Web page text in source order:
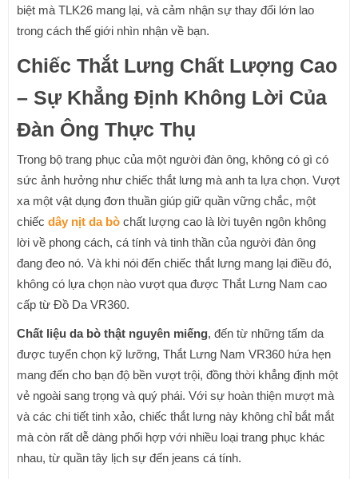
biệt mà TLK26 mang lại, và cảm nhận sự thay đổi lớn lao
trong cách thế giới nhìn nhận về bạn.
Chiếc Thắt Lưng Chất Lượng Cao
– Sự Khẳng Định Không Lời Của
Đàn Ông Thực Thụ
Trong bộ trang phục của một người đàn ông, không có gì có
sức ảnh hưởng như chiếc thắt lưng mà anh ta lựa chọn. Vượt
xa một vật dụng đơn thuần giúp giữ quần vững chắc, một
chiếc dây nịt da bò chất lượng cao là lời tuyên ngôn không
lời về phong cách, cá tính và tinh thần của người đàn ông
đang đeo nó. Và khi nói đến chiếc thắt lưng mang lại điều đó,
không có lựa chọn nào vượt qua được Thắt Lưng Nam cao
cấp từ Đồ Da VR360.
Chất liệu da bò thật nguyên miếng, đến từ những tấm da
được tuyển chọn kỹ lưỡng, Thắt Lưng Nam VR360 hứa hẹn
mang đến cho bạn độ bền vượt trội, đồng thời khẳng định một
vẻ ngoài sang trọng và quý phái. Với sự hoàn thiện mượt mà
và các chi tiết tinh xảo, chiếc thắt lưng này không chỉ bắt mắt
mà còn rất dễ dàng phối hợp với nhiều loại trang phục khác
nhau, từ quần tây lịch sự đến jeans cá tính.